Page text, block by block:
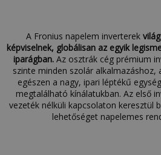
A Fronius napelem inverterek
képviselnek, globálisan az egyik
iparágban. Az osztrák cég prémium
szinte minden szolár
egészen a nagy, ipari léptékű
megtalálható kínálatukban. Az első
vezeték nélküli kapcsolaton keresztül
lehetőséget napelemes